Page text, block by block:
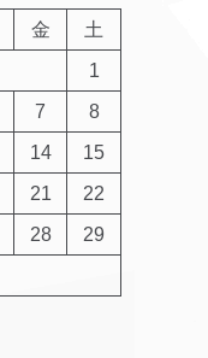
金
土
1
7
8
14
15
21
22
28
29